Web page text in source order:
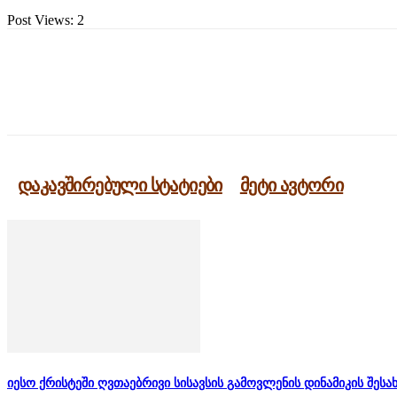
Post Views: 2
დაკავშირებული სტატიები მეტი ავტორი
იესო ქრისტეში ღვთაებრივი სისავსის გამოვლენის დინამიკის